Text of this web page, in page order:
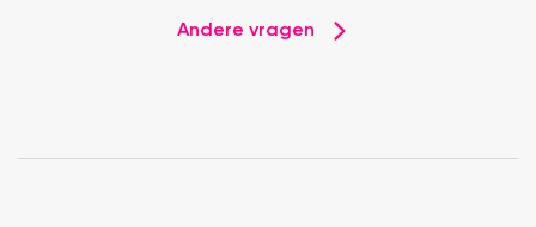
Andere vragen